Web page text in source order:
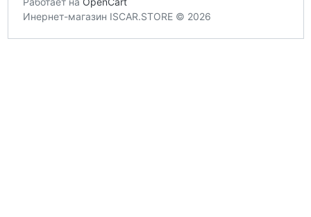
Инернет-магазин ISCAR.STORE © 2026